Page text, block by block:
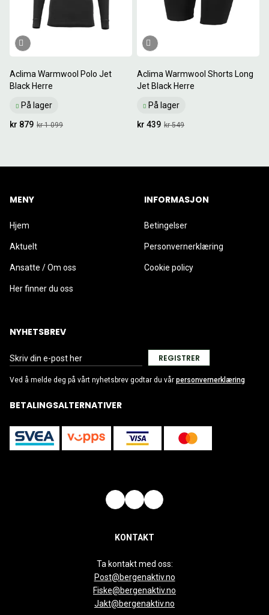
Aclima Warmwool Polo Jet
Black Herre
På lager
kr 1 099
kr 879
Aclima Warmwool Shorts Long
Jet Black Herre
På lager
kr 549
kr 439
MENY
Hjem
Aktuelt
Ansatte / Om oss
Her finner du oss
INFORMASJON
Betingelser
Personvernerklæring
Cookie policy
NYHETSBREV
REGISTRER
Ved å melde deg på vårt nyhetsbrev godtar du vår personvernerklæring
BETALINGSALTERNATIVER
KONTAKT
Ta kontakt med oss:
Post@bergenaktiv.no
Fiske@bergenaktiv.no
Jakt@bergenaktiv.no